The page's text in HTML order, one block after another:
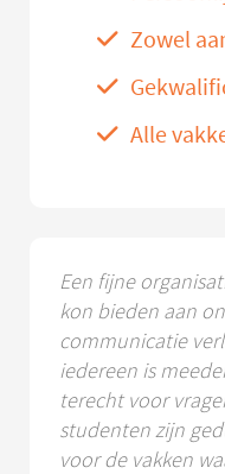
Zowel
Alle
Een fijne
kon bieden aan
communicatie
iedereen is
terecht voor
studenten zijn
voor de vakken